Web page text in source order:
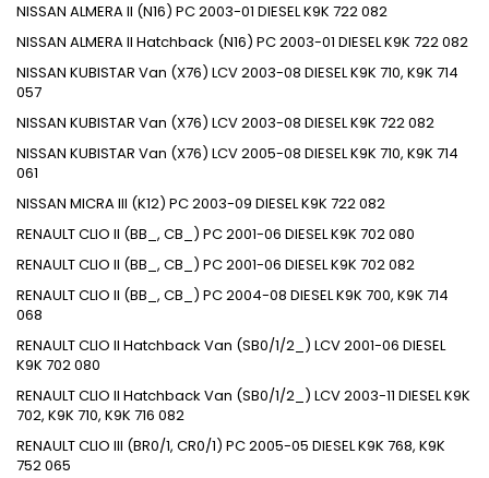
NISSAN ALMERA II (N16) PC 2003-01 DIESEL K9K 722 082
NISSAN ALMERA II Hatchback (N16) PC 2003-01 DIESEL K9K 722 082
NISSAN KUBISTAR Van (X76) LCV 2003-08 DIESEL K9K 710, K9K 714
057
NISSAN KUBISTAR Van (X76) LCV 2003-08 DIESEL K9K 722 082
NISSAN KUBISTAR Van (X76) LCV 2005-08 DIESEL K9K 710, K9K 714
061
NISSAN MICRA III (K12) PC 2003-09 DIESEL K9K 722 082
RENAULT CLIO II (BB_, CB_) PC 2001-06 DIESEL K9K 702 080
RENAULT CLIO II (BB_, CB_) PC 2001-06 DIESEL K9K 702 082
RENAULT CLIO II (BB_, CB_) PC 2004-08 DIESEL K9K 700, K9K 714
068
RENAULT CLIO II Hatchback Van (SB0/1/2_) LCV 2001-06 DIESEL
K9K 702 080
RENAULT CLIO II Hatchback Van (SB0/1/2_) LCV 2003-11 DIESEL K9K
702, K9K 710, K9K 716 082
RENAULT CLIO III (BR0/1, CR0/1) PC 2005-05 DIESEL K9K 768, K9K
752 065